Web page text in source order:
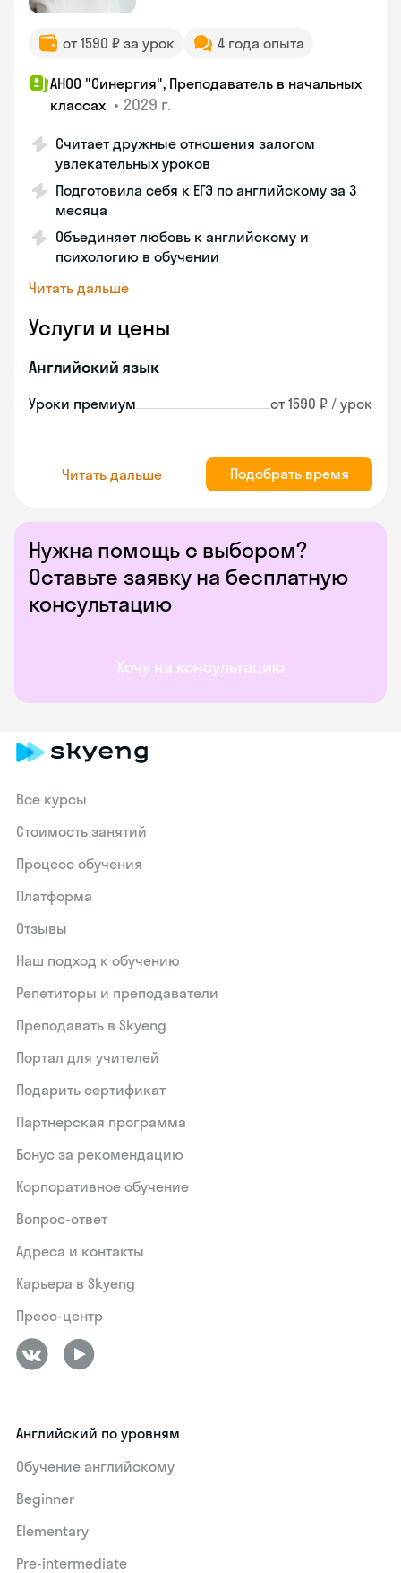
Нужна помощь с выбором?
Оставьте заявку на бесплатную
консультацию
Хочу на консультацию
от 1590 ₽ за урок 4 года опыта
АНОО "Синергия", Преподаватель в начальных
классах • 2029 г.
Считает дружные отношения залогом
увлекательных уроков
Подготовила себя к ЕГЭ по английскому за 3
месяца
Объединяет любовь к английскому и
психологию в обучении
Читать дальше
Услуги и цены
Английский язык
Уроки премиум от 1590 ₽ / урок
Читать дальше Подобрать время
Все курсы
Стоимость занятий
Процесс обучения
Платформа
Отзывы
Наш подход к обучению
Репетиторы и преподаватели
Преподавать в Skyeng
Портал для учителей
Подарить сертификат
Партнерская программа
Бонус за рекомендацию
Корпоративное обучение
Вопрос-ответ
Адреса и контакты
Карьера в Skyeng
Пресс-центр
Английский по уровням
Обучение английскому
Beginner
Elementary
Pre-intermediate